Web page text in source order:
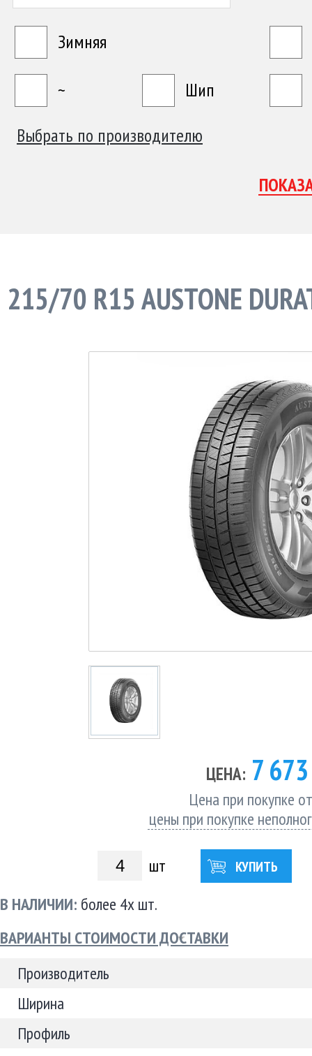
Зимняя
~
Шип
Выбрать по производителю
215/70 R15 AUSTONE
ЦЕНА: 7
Цена при покупке
цены при покупке
шт КУПИТЬ
В НАЛИЧИИ: более 4х шт.
ВАРИАНТЫ СТОИМОСТИ ДОСТАВКИ
Производитель
Ширина
Профиль